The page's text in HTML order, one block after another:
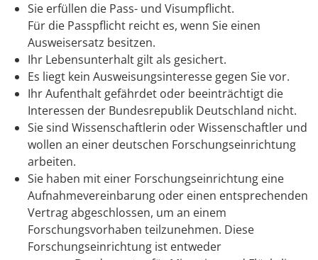
Sie erfüllen die Pass- und Visumpflicht.
Für die Passpflicht reicht es, wenn Sie einen
Ausweisersatz besitzen.
Ihr Lebensunterhalt gilt als gesichert.
Es liegt kein Ausweisungsinteresse gegen Sie vor.
Ihr Aufenthalt gefährdet oder beeinträchtigt die
Interessen der Bundesrepublik Deutschland nicht.
Sie sind Wissenschaftlerin oder Wissenschaftler und
wollen an einer deutschen Forschungseinrichtung
arbeiten.
Sie haben mit einer Forschungseinrichtung eine
Aufnahmevereinbarung oder einen entsprechenden
Vertrag abgeschlossen, um an einem
Forschungsvorhaben teilzunehmen. Diese
Forschungseinrichtung ist entweder